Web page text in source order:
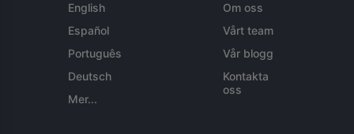
English
Español
Português
Deutsch
Mer...
Om oss
Vårt team
Vår blogg
Kontakta
oss